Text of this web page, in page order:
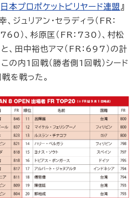
日本プロポケットビリヤード連盟 』
ジュリアン・セラディラ（FR：
）、杉原匡（FR：730）、村松
、田中裕也アマ（FR：697）の計
の内1回戦（勝者側1回戦）シード
を戦った。